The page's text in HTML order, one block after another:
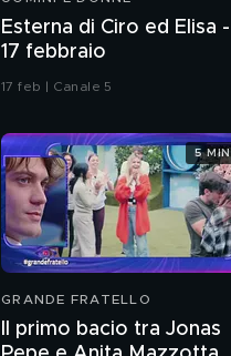
Esterna di Ciro ed Elisa -
17 febbraio
17 feb | Canale 5
GRANDE FRATELLO
Il primo bacio tra Jonas
5 MIN